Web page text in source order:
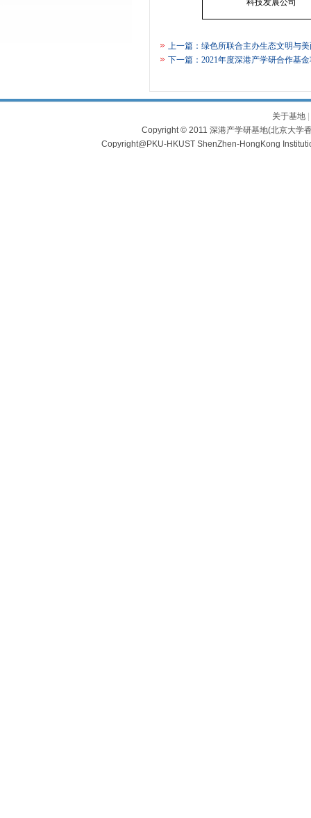
科技发展公司
上一篇： 绿色所联合主办生态文明与
下一篇： 2021年度深港产学研合作基
关于基地|
Copyright © 2011 深港产学研基地(北京大学
Copyright@PKU-HKUST ShenZhen-HongKong